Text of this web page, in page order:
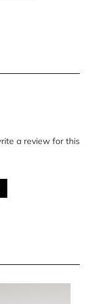
a review for this